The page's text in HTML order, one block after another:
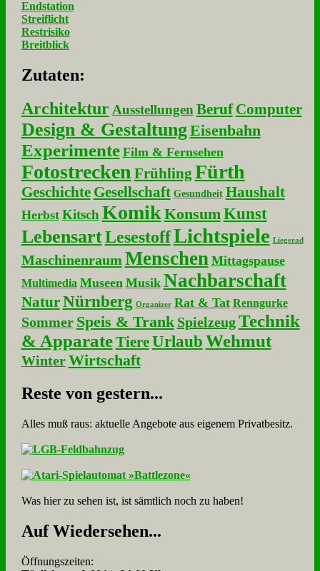
Endstation
Streiflicht
Restrisiko
Breitblick
Zu­ta­ten:
Architektur Ausstellungen Beruf Computer
Design & GestaltungEisenbahn
Experimente Film & Fernsehen
Fotostrecken Frühling Fürth
Geschichte Gesellschaft Gesundheit Haushalt
Herbst Kitsch Komik KonsumKunst
LebensartLesestoffLichtspiele Liegerad
Maschinenraum Menschen Mittagspause
Multimedia Museen Musik Nachbarschaft
NaturNürnberg Organizer Rat & Tat Renngurke
Sommer Speis & Trank Spielzeug Technik
& Apparate Tiere UrlaubWehmut
Winter Wirtschaft
Re­ste von ge­stern...
Alles muß raus: aktuelle An­ge­bo­te aus eigenem Privatbesitz.
Was hier zu sehen ist, ist sämt­lich noch zu haben!
Auf Wie­der­se­hen...
Öffnungszeiten: